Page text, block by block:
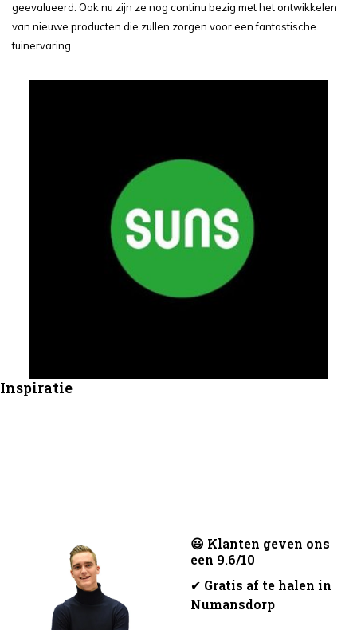
geevalueerd. Ook nu zijn ze nog continu bezig met het ontwikkelen
van nieuwe producten die zullen zorgen voor een fantastische
tuinervaring.
Inspiratie
😃 Klanten geven ons
een 9.6/10
✔ Gratis af te halen in
Numansdorp